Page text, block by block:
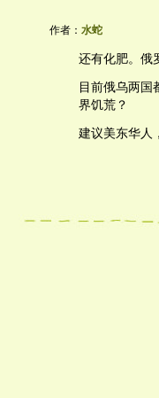
作者： 水蛇
还有化肥。俄
目前俄乌两国
界饥荒？
建议美东华人